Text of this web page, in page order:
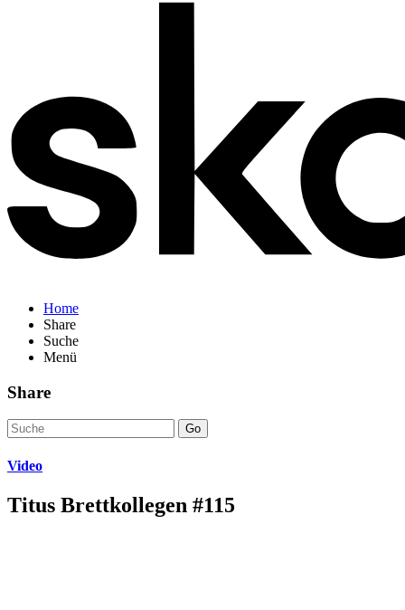
Home
Share
Suche
Menü
Share
Go
Video
Titus Brettkollegen #115